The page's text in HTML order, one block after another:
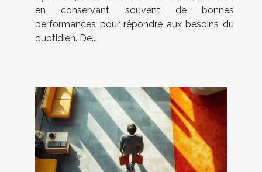
en conservant souvent de bonnes
performances pour répondre aux besoins du
quotidien. De...